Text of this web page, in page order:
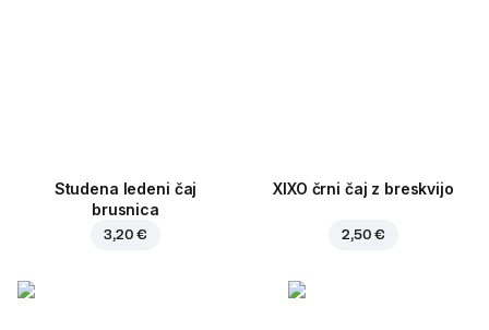
Studena ledeni čaj
brusnica
3,20 €
XIXO črni čaj z breskvijo
2,50 €